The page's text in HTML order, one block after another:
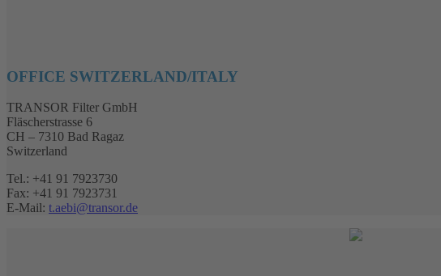
OFFICE SWITZERLAND/ITALY
TRANSOR Filter GmbH
Fläscherstrasse 6
CH – 7310 Bad Ragaz
Switzerland
Tel.: +41 91 7923730
Fax: +41 91 7923731
E-Mail: t.aebi@transor.de